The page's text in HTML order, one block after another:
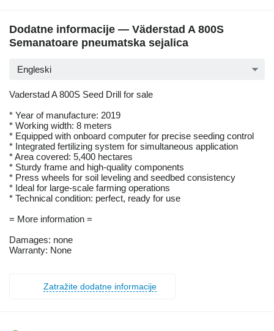
Dodatne informacije — Väderstad A 800S
Semanatoare pneumatska sejalica
Engleski
Vaderstad A 800S Seed Drill for sale
* Year of manufacture: 2019
* Working width: 8 meters
* Equipped with onboard computer for precise seeding control
* Integrated fertilizing system for simultaneous application
* Area covered: 5,400 hectares
* Sturdy frame and high-quality components
* Press wheels for soil leveling and seedbed consistency
* Ideal for large-scale farming operations
* Technical condition: perfect, ready for use
= More information =
Damages: none
Warranty: None
Zatražite dodatne informacije